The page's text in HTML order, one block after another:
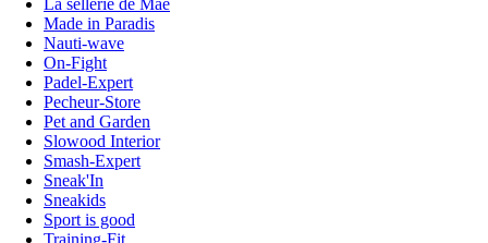
La sellerie de Maé
Made in Paradis
Nauti-wave
On-Fight
Padel-Expert
Pecheur-Store
Pet and Garden
Slowood Interior
Smash-Expert
Sneak'In
Sneakids
Sport is good
Training-Fit